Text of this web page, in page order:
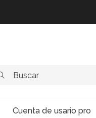
Cuenta de usario pro